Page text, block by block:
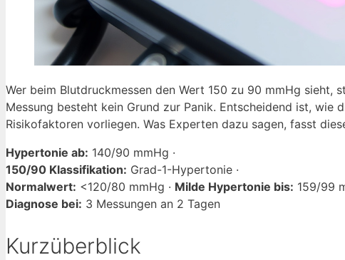
Wer beim Blutdruckmessen den Wert 150 zu 90 mmHg
Messung besteht kein Grund zur Panik. Entscheidend ist, wie
Risikofaktoren vorliegen. Was Experten dazu sagen, fasst
Hypertonie ab: 140/90 mmHg ·
150/90 Klassifikation: Grad-1-Hypertonie ·
Normalwert: <120/80 mmHg · Milde Hypertonie bis: 159/99
Diagnose bei: 3 Messungen an 2 Tagen
Kurzüberblick